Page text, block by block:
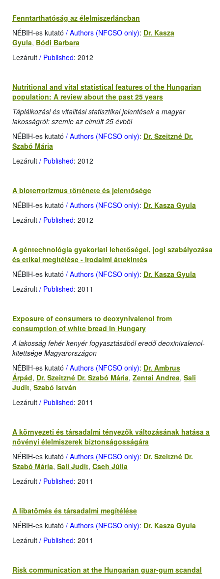
Fenntarthatóság az élelmiszerláncban
NÉBIH-es kutató / Authors (NFCSO only): Dr. Kasza
Gyula, Bódi Barbara
Lezárult / Published: 2012
Nutritional and vital statistical features of the Hungarian
population: A review about the past 25 years
Táplálkozási és vitalitási statisztikai jelentések a magyar
lakosságról: szemle az elmúlt 25 évből
NÉBIH-es kutató / Authors (NFCSO only): Dr. Szeitzné Dr.
Szabó Mária
Lezárult / Published: 2012
A bioterrorizmus története és jelentősége
NÉBIH-es kutató / Authors (NFCSO only): Dr. Kasza Gyula
Lezárult / Published: 2012
A géntechnológia gyakorlati lehetőségei, jogi szabályozása
és etikai megítélése - Irodalmi áttekintés
NÉBIH-es kutató / Authors (NFCSO only): Dr. Kasza Gyula
Lezárult / Published: 2011
Exposure of consumers to deoxynivalenol from
consumption of white bread in Hungary
A lakosság fehér kenyér fogyasztásából eredő deoxinivalenol-
kitettsége Magyarországon
NÉBIH-es kutató / Authors (NFCSO only): Dr. Ambrus
Árpád, Dr. Szeitzné Dr. Szabó Mária, Zentai Andrea, Sali
Judit, Szabó István
Lezárult / Published: 2011
A környezeti és társadalmi tényezők változásának hatása a
növényi élelmiszerek biztonságosságára
NÉBIH-es kutató / Authors (NFCSO only): Dr. Szeitzné Dr.
Szabó Mária, Sali Judit, Cseh Júlia
Lezárult / Published: 2011
A libatömés és társadalmi megítélése
NÉBIH-es kutató / Authors (NFCSO only): Dr. Kasza Gyula
Lezárult / Published: 2011
Risk communication at the Hungarian guar-gum scandal